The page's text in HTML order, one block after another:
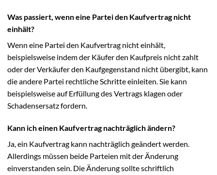
Was passiert, wenn eine Partei den Kaufvertrag nicht
einhält?
Wenn eine Partei den Kaufvertrag nicht einhält,
beispielsweise indem der Käufer den Kaufpreis nicht zahlt
oder der Verkäufer den Kaufgegenstand nicht übergibt, kann
die andere Partei rechtliche Schritte einleiten. Sie kann
beispielsweise auf Erfüllung des Vertrags klagen oder
Schadensersatz fordern.
Kann ich einen Kaufvertrag nachträglich ändern?
Ja, ein Kaufvertrag kann nachträglich geändert werden.
Allerdings müssen beide Parteien mit der Änderung
einverstanden sein. Die Änderung sollte schriftlich